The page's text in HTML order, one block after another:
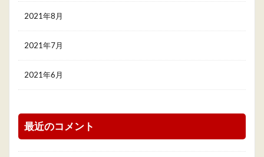
2021年8月
2021年7月
2021年6月
最近のコメント